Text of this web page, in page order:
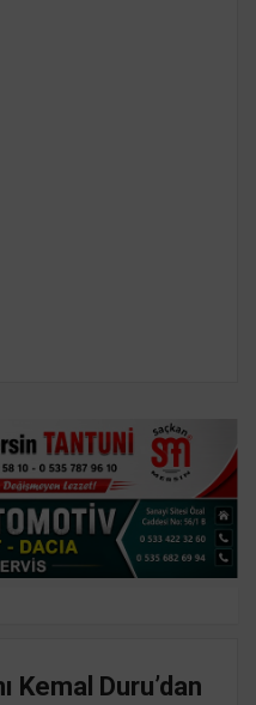
Kemal Duru’dan